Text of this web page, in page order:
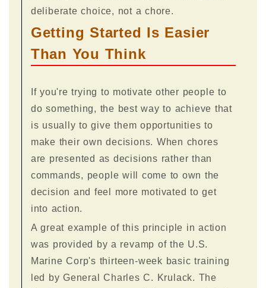
deliberate choice, not a chore.
Getting Started Is Easier
Than You Think
If you're trying to motivate other people to
do something, the best way to achieve that
is usually to give them opportunities to
make their own decisions. When chores
are presented as decisions rather than
commands, people will come to own the
decision and feel more motivated to get
into action.
A great example of this principle in action
was provided by a revamp of the U.S.
Marine Corp's thirteen-week basic training
led by General Charles C. Krulack. The